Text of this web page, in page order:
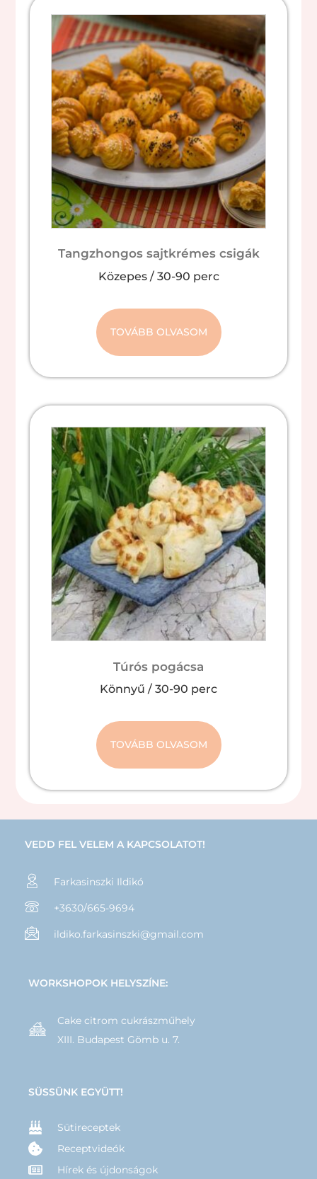
Tangzhongos sajtkrémes csigák
Közepes/ 30-90 perc
TOVÁBB OLVASOM
Túrós pogácsa
Könnyű / 30-90 perc
TOVÁBB OLVASOM
VEDD FEL VELEM A KAPCSOLATOT!
Farkasinszki Ildikó
+3630/665-9694
ildiko.farkasinszki@gmail.com
WORKSHOPOK HELYSZÍNE:
Cake citrom cukrászműhely
XIII. Budapest Gömb u. 7.
SÜSSÜNK EGYÜTT!
Sütireceptek
Receptvideók
Hírek és újdonságok